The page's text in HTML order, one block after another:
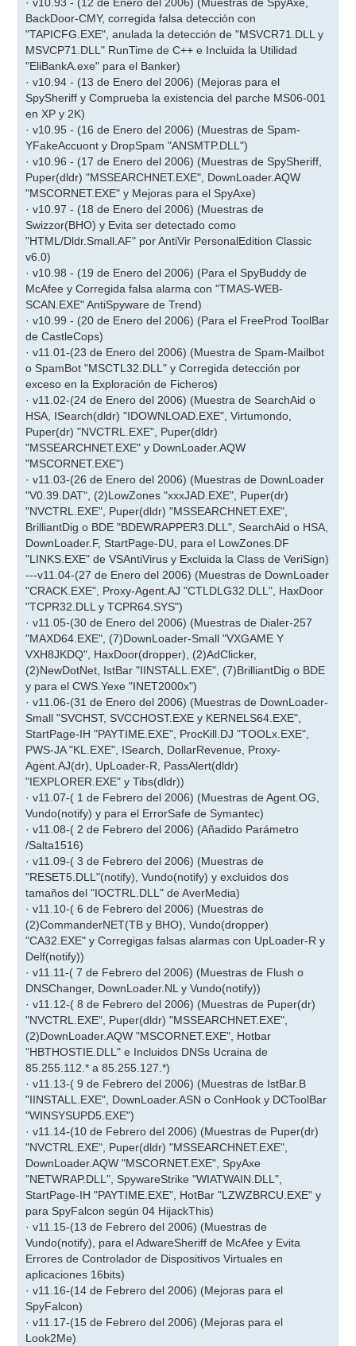
· v10.93 - (12 de Enero del 2006) (Muestras de SpyAxe,
BackDoor-CMY, corregida falsa detección con
"TAPICFG.EXE", anulada la detección de "MSVCR71.DLL y
MSVCP71.DLL" RunTime de C++ e Incluida la Utilidad
"EliBankA.exe" para el Banker)
· v10.94 - (13 de Enero del 2006) (Mejoras para el
SpySheriff y Comprueba la existencia del parche MS06-001
en XP y 2K)
· v10.95 - (16 de Enero del 2006) (Muestras de Spam-
YFakeAccuont y DropSpam "ANSMTP.DLL")
· v10.96 - (17 de Enero del 2006) (Muestras de SpySheriff,
Puper(dldr) "MSSEARCHNET.EXE", DownLoader.AQW
"MSCORNET.EXE" y Mejoras para el SpyAxe)
· v10.97 - (18 de Enero del 2006) (Muestras de
Swizzor(BHO) y Evita ser detectado como
"HTML/Dldr.Small.AF" por AntiVir PersonalEdition Classic
v6.0)
· v10.98 - (19 de Enero del 2006) (Para el SpyBuddy de
McAfee y Corregida falsa alarma con "TMAS-WEB-
SCAN.EXE" AntiSpyware de Trend)
· v10.99 - (20 de Enero del 2006) (Para el FreeProd ToolBar
de CastleCops)
· v11.01-(23 de Enero del 2006) (Muestra de Spam-Mailbot
o SpamBot "MSCTL32.DLL" y Corregida detección por
exceso en la Exploración de Ficheros)
· v11.02-(24 de Enero del 2006) (Muestra de SearchAid o
HSA, ISearch(dldr) "IDOWNLOAD.EXE", Virtumondo,
Puper(dr) "NVCTRL.EXE", Puper(dldr)
"MSSEARCHNET.EXE" y DownLoader.AQW
"MSCORNET.EXE")
· v11.03-(26 de Enero del 2006) (Muestras de DownLoader
"V0.39.DAT", (2)LowZones "xxxJAD.EXE", Puper(dr)
"NVCTRL.EXE", Puper(dldr) "MSSEARCHNET.EXE",
BrilliantDig o BDE "BDEWRAPPER3.DLL", SearchAid o HSA,
DownLoader.F, StartPage-DU, para el LowZones.DF
"LINKS.EXE" de VSAntiVirus y Excluida la Class de VeriSign)
---v11.04-(27 de Enero del 2006) (Muestras de DownLoader
"CRACK.EXE", Proxy-Agent.AJ "CTLDLG32.DLL", HaxDoor
"TCPR32.DLL y TCPR64.SYS")
· v11.05-(30 de Enero del 2006) (Muestras de Dialer-257
"MAXD64.EXE", (7)DownLoader-Small "VXGAME Y
VXH8JKDQ", HaxDoor(dropper), (2)AdClicker,
(2)NewDotNet, IstBar "IINSTALL.EXE", (7)BrilliantDig o BDE
y para el CWS.Yexe "INET2000x")
· v11.06-(31 de Enero del 2006) (Muestras de DownLoader-
Small "SVCHST, SVCCHOST.EXE y KERNELS64.EXE",
StartPage-IH "PAYTIME.EXE", ProcKill.DJ "TOOLx.EXE",
PWS-JA "KL.EXE", ISearch, DollarRevenue, Proxy-
Agent.AJ(dr), UpLoader-R, PassAlert(dldr)
"IEXPLORER.EXE" y Tibs(dldr))
· v11.07-( 1 de Febrero del 2006) (Muestras de Agent.OG,
Vundo(notify) y para el ErrorSafe de Symantec)
· v11.08-( 2 de Febrero del 2006) (Añadido Parámetro
/Salta1516)
· v11.09-( 3 de Febrero del 2006) (Muestras de
"RESET5.DLL"(notify), Vundo(notify) y excluidos dos
tamaños del "IOCTRL.DLL" de AverMedia)
· v11.10-( 6 de Febrero del 2006) (Muestras de
(2)CommanderNET(TB y BHO), Vundo(dropper)
"CA32.EXE" y Corregigas falsas alarmas con UpLoader-R y
Delf(notify))
· v11.11-( 7 de Febrero del 2006) (Muestras de Flush o
DNSChanger, DownLoader.NL y Vundo(notify))
· v11.12-( 8 de Febrero del 2006) (Muestras de Puper(dr)
"NVCTRL.EXE", Puper(dldr) "MSSEARCHNET.EXE",
(2)DownLoader.AQW "MSCORNET.EXE", Hotbar
"HBTHOSTIE.DLL" e Incluidos DNSs Ucraina de
85.255.112.* a 85.255.127.*)
· v11.13-( 9 de Febrero del 2006) (Muestras de IstBar.B
"IINSTALL.EXE", DownLoader.ASN o ConHook y DCToolBar
"WINSYSUPD5.EXE")
· v11.14-(10 de Febrero del 2006) (Muestras de Puper(dr)
"NVCTRL.EXE", Puper(dldr) "MSSEARCHNET.EXE",
DownLoader.AQW "MSCORNET.EXE", SpyAxe
"NETWRAP.DLL", SpywareStrike "WIATWAIN.DLL",
StartPage-IH "PAYTIME.EXE", HotBar "LZWZBRCU.EXE" y
para SpyFalcon según 04 HijackThis)
· v11.15-(13 de Febrero del 2006) (Muestras de
Vundo(notify), para el AdwareSheriff de McAfee y Evita
Errores de Controlador de Dispositivos Virtuales en
aplicaciones 16bits)
· v11.16-(14 de Febrero del 2006) (Mejoras para el
SpyFalcon)
· v11.17-(15 de Febrero del 2006) (Mejoras para el
Look2Me)